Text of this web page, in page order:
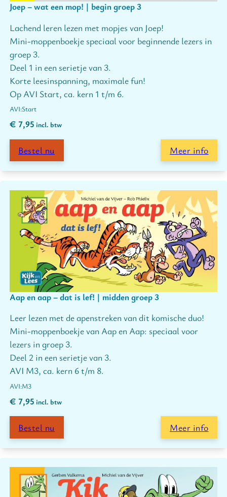
Joep – wat een mop! | begin groep 3
Lachend leren lezen met mopjes van Joep!
Mini-moppenboekje speciaal voor beginnende lezers in
groep 3.
Deel 1 in een serietje van 3.
Korte leesinspanning, maximale fun!
Op AVI Start, ca. kern 1 t/m 6.
Start
€ 7,95 incl. btw
Bestel nu Meer info
Aap en aap – dat is lef! | midden groep 3
Leer lezen met de apenstreken van dit komische duo!
Mini-moppenboekje van Aap en Aap: speciaal voor
lezers in groep 3.
Deel 2 in een serietje van 3.
AVI M3, ca. kern 6 t/m 8.
M3
€ 7,95 incl. btw
Bestel nu Meer info